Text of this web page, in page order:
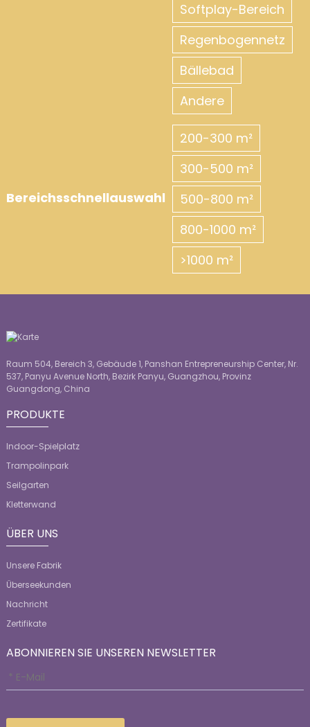
Softplay-Bereich
Regenbogennetz
Bällebad
Andere
Bereichsschnellauswahl
200-300 m²
300-500 m²
500-800 m²
800-1000 m²
>1000 m²
Raum 504, Bereich 3, Gebäude 1, Panshan Entrepreneurship Center, Nr.
537, Panyu Avenue North, Bezirk Panyu, Guangzhou, Provinz
Guangdong, China
PRODUKTE
Indoor-Spielplatz
Trampolinpark
Seilgarten
Kletterwand
ÜBER UNS
Unsere Fabrik
Überseekunden
Nachricht
Zertifikate
ABONNIEREN SIE UNSEREN NEWSLETTER